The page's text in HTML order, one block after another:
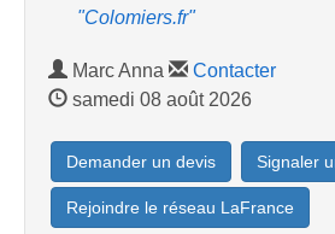
"Colomiers.fr"
Marc Anna
Contacter
samedi 08 août 2026
Demander un devis Signaler
Rejoindre le réseau LaFrance